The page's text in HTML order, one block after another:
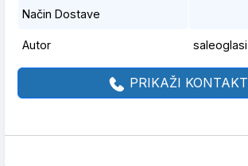
Način Dostave
Autor saleoglasi
PRIKAŽI KONTAKT